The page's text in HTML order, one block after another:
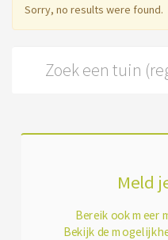
Sorry, no results were found.
Meld
Bereik ook meer
Bekijk de